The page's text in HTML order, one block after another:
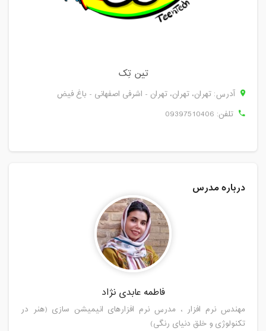
تین تِک
آدرس: تهران، تهران، تهران - اشرفی اصفهانی - باغ فیض
تلفن: 09397510406
درباره مدرس
فاطمه عابدی نژاد
مهندس نرم افزار ، مدرس نرم افزارهای انیمیشن سازی (هنر در
تکنولوژی و خلق دنیای رنگی)